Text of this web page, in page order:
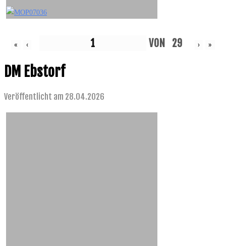
« ‹ VON 29 › »
DM Ebstorf
Veröffentlicht am 28.04.2026